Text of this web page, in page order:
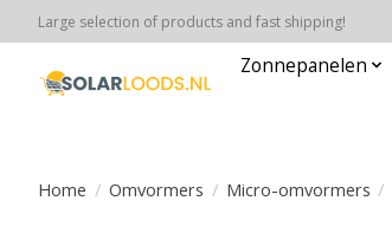
Large selection of products and fast shipping!
Zonnepanelen
Home / Omvormers / Micro-omvormers /